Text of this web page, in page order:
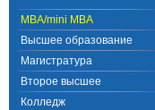
MBA/mini MBA
Высшее образование
Магистратура
Второе высшее
Колледж